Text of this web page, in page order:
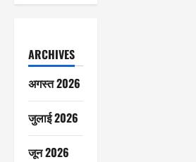
ARCHIVES
अगस्त 2026
जुलाई 2026
जून 2026